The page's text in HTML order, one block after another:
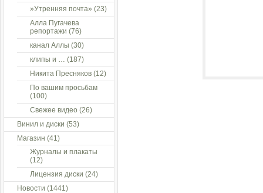
»Утренняя почта» (23)
Алла Пугачева
репортажи (76)
канал Аллы (30)
клипы и … (187)
Никита Пресняков (12)
По вашим просьбам
(100)
Свежее видео (26)
Винил и диски (53)
Магазин (41)
Журналы и плакаты
(12)
Лицензия диски (24)
Новости (1441)